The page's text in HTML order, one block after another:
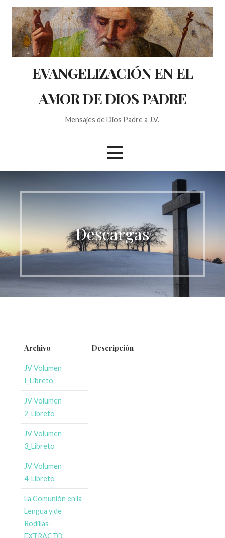
n
EVANGELIZACIÓN EN EL
AMOR DE DIOS PADRE
Mensajes de Dios Padre a J.V.
Descargas
Archivo Descripción
JV Volumen
I_Libreto
JV Volumen
2_Libreto
JV Volumen
3_Libreto
JV Volumen
4_Libreto
La Comunión en la
Lengua y de
Rodillas-
EXTRACTO